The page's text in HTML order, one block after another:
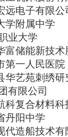
电子有限公
附属中学
业大学
储能新技术
一人民医院
艺苑刺绣研
限公司
复合材料科
阳中学
造船技术有